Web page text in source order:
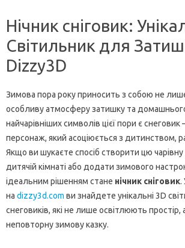
Нічник сніговик:
Світильник для
Dizzy3D
Зимова пора року приносить з собою не
особливу атмосферу затишку та
найчарівніших символів цієї пори є
персонаж, який асоціюється з дитинством,
Якщо ви шукаєте спосіб створити цю
дитячій кімнаті або додати зимового
ідеальним рішенням стане нічник сніговик.
на dizzy3d.com ви знайдете унікальні 3D
снеговиків, які не лише освітлюють
неповторну зимову казку.